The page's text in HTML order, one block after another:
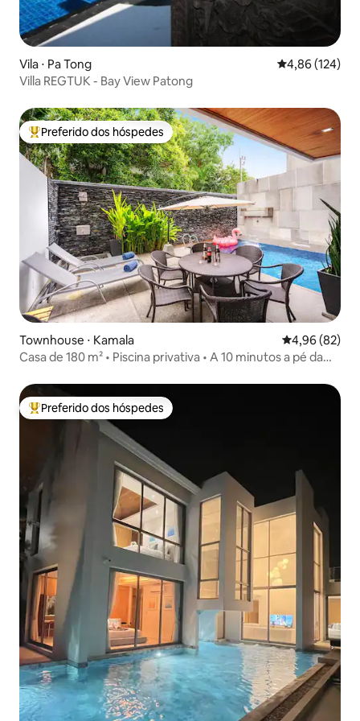
Vila ⋅ Pa Tong 4,86 de uma
4,86 (124)
Villa REGTUK - Bay View Patong
Entre os melhores preferidos dos hóspedes
Preferido dos hóspedes
Townhouse ⋅ Kamala 4,96 de uma
4,96 (82)
Casa de 180 m² • Piscina privativa • A 10 minutos a pé da
Entre os melhores preferidos dos hóspedes
Preferido dos hóspedes